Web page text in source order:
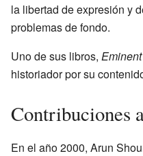
la libertad de expresión y
problemas de fondo.
Uno de sus libros,
historiador por su
Contribuciones
En el año 2000, Arun